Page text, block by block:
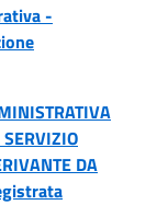
-
SERVIZIO
DA